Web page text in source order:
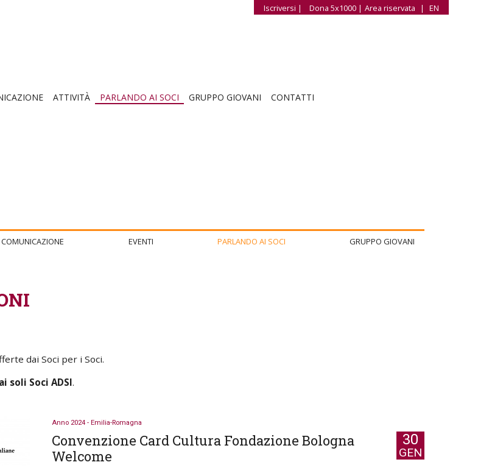
Iscriversi | Dona 5x1000 | Area riservata | EN
ATTIVITÀ PARLANDO AI SOCI GRUPPO GIOVANI CONTATTI
COMUNICAZIONE EVENTI PARLANDO AI SOCI GRUPPO GIOVANI
dai Soci per i Soci.
soli Soci ADSI.
30
GEN
Anno 2024 - Emilia-Romagna
Convenzione Card Cultura Fondazione Bologna
Welcome